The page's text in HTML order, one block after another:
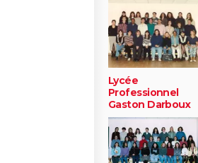
Lycée
Professionnel
Gaston Darboux